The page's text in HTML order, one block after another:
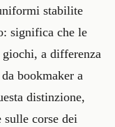
stabilite
significa che le
giochi, a differenza
bookmaker a
distinzione,
sulle corse dei